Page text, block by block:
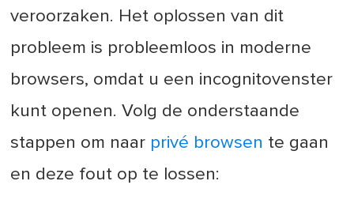
veroorzaken. Het oplossen van dit
probleem is probleemloos in moderne
browsers, omdat u een incognitovenster
kunt openen. Volg de onderstaande
stappen om naar privé browsen te gaan
en deze fout op te lossen: